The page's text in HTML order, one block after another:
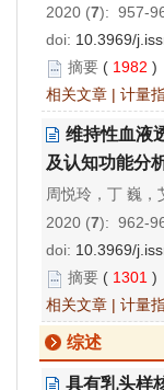
2020 (7): 957-
doi: 10.3969/
摘要 ( 1982 )
相关文章 | 计量
维持性血液
及认知功能分
周悦玲，丁 巍，
2020 (7): 962-
doi: 10.3969/
摘要 ( 1301 )
相关文章 | 计量
综述
具有乳头样